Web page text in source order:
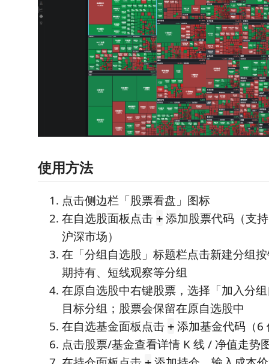
使用方法
点击侧边栏「股票看盘」图标
在自选股面板点击 + 添加股票代码（支
沪深市场）
在「分组自选股」标题栏点击新建分组
期持有、短线观察等分组
在原自选股中右键股票，选择「加入分
目标分组；股票会保留在原自选股中
在自选基金面板点击 + 添加基金代码（6
点击股票/基金查看详情 K 线 / 净值走势